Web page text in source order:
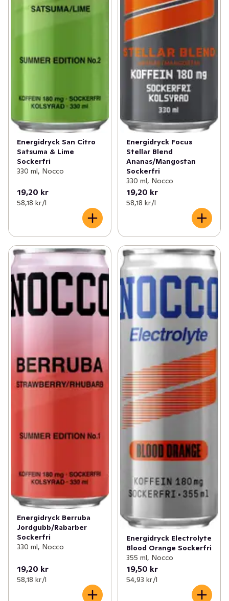
Energidryck San Citro
Satsuma & Lime
Sockerfri
330 ml, Nocco
19,20 kr
58,18 kr /l
Energidryck Focus
Stellar Blend
Ananas/Mangostan
Sockerfri
330 ml, Nocco
19,20 kr
58,18 kr /l
Energidryck Berruba
Jordgubb/Rabarber
Sockerfri
330 ml, Nocco
19,20 kr
58,18 kr /l
Energidryck Electrolyte
Blood Orange Sockerfri
355 ml, Nocco
19,50 kr
54,93 kr /l